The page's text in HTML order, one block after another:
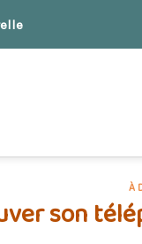
À
son